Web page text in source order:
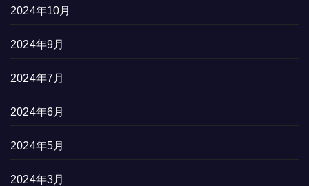
2024年10月
2024年9月
2024年7月
2024年6月
2024年5月
2024年3月